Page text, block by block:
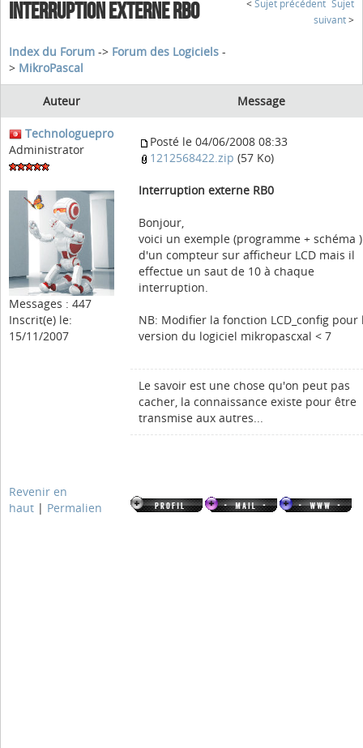
INTERRUPTION EXTERNE RB0 < Sujet précédent Sujet
suivant >
Index du Forum -> Forum des Logiciels -
> MikroPascal
Auteur Message
Technologuepro
Administrator
Messages : 447
Inscrit(e) le:
15/11/2007
Posté le 04/06/2008 08:33
1212568422.zip (57 Ko)
Interruption externe RB0
Bonjour,
voici un exemple (programme + schéma )
d'un compteur sur afficheur LCD mais il
effectue un saut de 10 à chaque
interruption.
NB: Modifier la fonction LCD_config pour
version du logiciel mikropascxal < 7
Le savoir est une chose qu'on peut pas
cacher, la connaissance existe pour être
transmise aux autres...
Revenir en
haut | Permalien